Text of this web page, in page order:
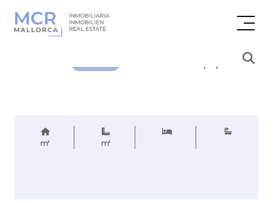
Cenová poptávka
m² m²